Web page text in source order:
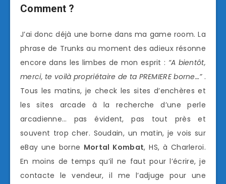
Comment ?
J’ai donc déjà une borne dans ma game room. La
phrase de Trunks au moment des adieux résonne
encore dans les limbes de mon esprit : “A bientôt,
merci, te voilà propriétaire de ta PREMIERE borne…”.
Tous les matins, je check les sites d’enchères et
les sites arcade à la recherche d’une perle
arcadienne… pas évident, pas tout près et
souvent trop cher. Soudain, un matin, je vois sur
eBay une borne Mortal Kombat, HS, à Charleroi.
En moins de temps qu’il ne faut pour l’écrire, je
contacte le vendeur, il me l’adjuge pour une